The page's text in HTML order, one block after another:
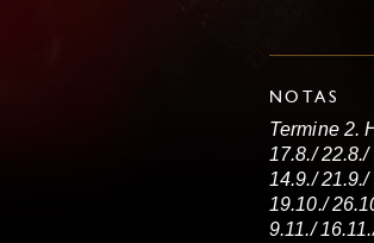
NOTAS
Termine 2.
17.8./ 22.8./
14.9./ 21.9./
19.10./
9.11./